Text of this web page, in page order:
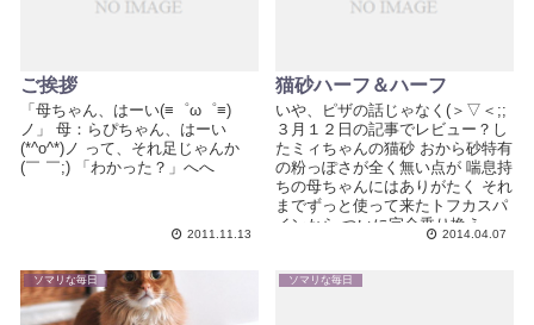
ご挨拶
「母ちゃん、はーい(≡゜ω゜≡)
ノ」 母：らぴちゃん、はーい
(*^o^*)ノ って、それ足じゃんか
(￣ ￣;) 「わかった？」へへ
2011.11.13
猫砂ハーフ＆ハーフ
いや、ピザの話じゃなく(＞▽＜;;
３月１２日の記事でレビュー？し
たミィちゃんの猫砂 おから砂特有
の粉っぽさが全く無い点が 喘息持
ちの母ちゃんにはありがたく それ
までずっと使って来たトフカスパ
インから ついに完全乗り換え...
2014.04.07
ソマリな毎日 ソマリな毎日